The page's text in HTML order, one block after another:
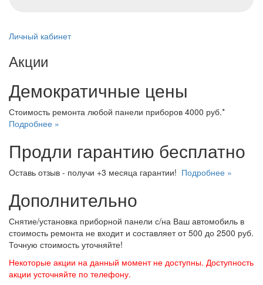
Личный кабинет
Акции
Демократичные цены
Стоимость ремонта любой панели приборов 4000 руб.*
Подробнее »
Продли гарантию бесплатно
Оставь отзыв - получи +3 месяца гарантии! Подробнее »
Дополнительно
Снятие/установка приборной панели с/на Ваш автомобиль в
стоимость ремонта не входит и составляет от 500 до 2500 руб.
Точную стоимость уточняйте!
Некоторые акции на данный момент не доступны. Доступность
акции усточняйте по телефону.